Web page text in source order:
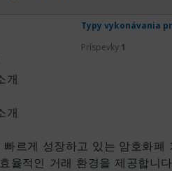
Typy vykonávania
Príspevky 1
개
개
르게 성장하고 있는 암호화
율적인 거래 환경을 제공합니